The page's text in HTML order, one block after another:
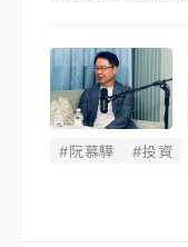
#阮慕驊 #投資